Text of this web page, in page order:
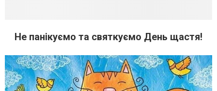
Не панікуємо та святкуємо День щастя!